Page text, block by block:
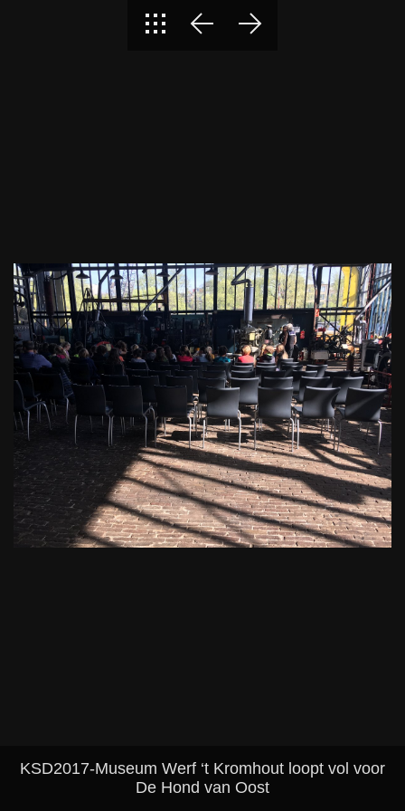
KSD2017-Museum Werf ‘t Kromhout loopt vol voor
De Hond van Oost